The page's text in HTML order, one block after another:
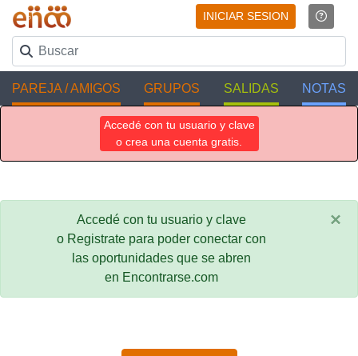
INICIAR SESION
PAREJA / AMIGOS GRUPOS SALIDAS NOTAS
Accedé con tu usuario y clave
o crea una cuenta gratis.
Accedé con tu usuario y clave
o Registrate para poder conectar con
las oportunidades que se abren
en Encontrarse.com
×